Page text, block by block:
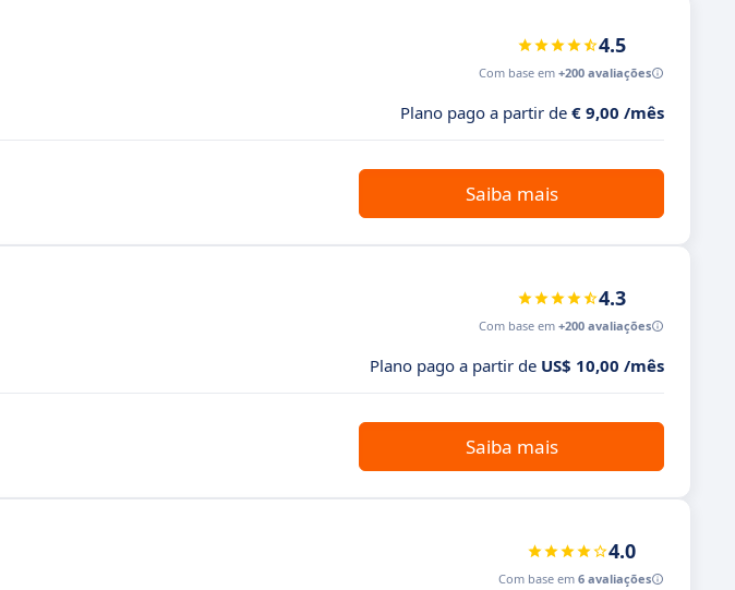
4.5
Com base em +200 avaliações
Plano pago a partir de € 9,00 /mês
Saiba mais
4.3
Com base em +200 avaliações
Plano pago a partir de US$ 10,00 /mês
Saiba mais
4.0
Com base em 6 avaliações